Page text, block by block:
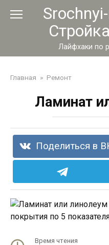
Лайфхаки по
Главная » Ремонт
Ламинат
Поделиться в
Время чтения